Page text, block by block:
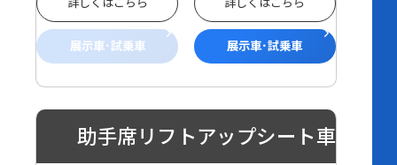
詳しくはこちら
展示車･試乗車
詳しくはこちら
展示車･試乗車
助手席リフトアップシート車